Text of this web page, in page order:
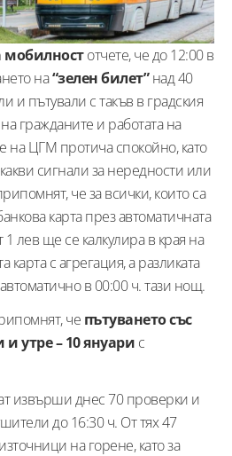
мобилностотчете, че до 12:00 в
на“зелен билет”над 40
и пътували с такъв в градския
гражданите и работата на
на ЦГМ протича спокойно, като
сигнали за нередности или
че за всички, които са
карта през автоматичната
1 лев ще се калкулира в края на
карта с агрегация, а разликата
в 00:00 ч. тази нощ.
че пътуването със
утре – 10 януари с
извърши днес 70 проверки и
до 16:30 ч. От тях 47
на горене, като за